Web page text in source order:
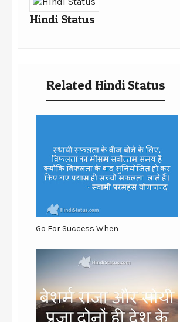
Hindi Status
Related Hindi Status
Go For Success When